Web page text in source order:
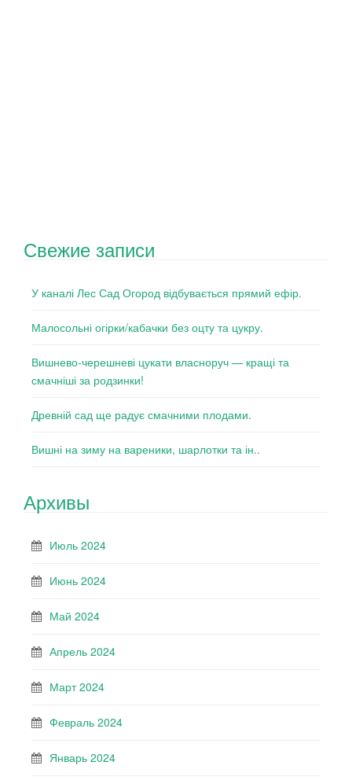
Свежие записи
У каналі Лес Сад Огород відбувається прямий ефір.
Малосольні огірки/кабачки без оцту та цукру.
Вишнево-черешневі цукати власноруч — кращі та
смачніші за родзинки!
Древній сад ще радує смачними плодами.
Вишні на зиму на вареники, шарлотки та ін..
Архивы
Июль 2024
Июнь 2024
Май 2024
Апрель 2024
Март 2024
Февраль 2024
Январь 2024